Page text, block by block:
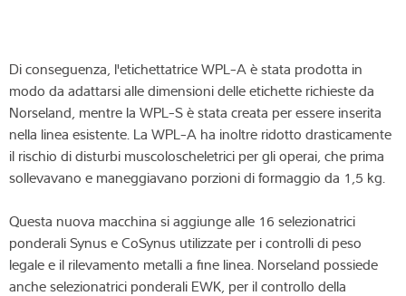
Di conseguenza, l'etichettatrice WPL-A è stata prodotta in
modo da adattarsi alle dimensioni delle etichette richieste da
Norseland, mentre la WPL-S è stata creata per essere inserita
nella linea esistente. La WPL-A ha inoltre ridotto drasticamente
il rischio di disturbi muscoloscheletrici per gli operai, che prima
sollevavano e maneggiavano porzioni di formaggio da 1,5 kg.
Questa nuova macchina si aggiunge alle 16 selezionatrici
ponderali Synus e CoSynus utilizzate per i controlli di peso
legale e il rilevamento metalli a fine linea. Norseland possiede
anche selezionatrici ponderali EWK, per il controllo della